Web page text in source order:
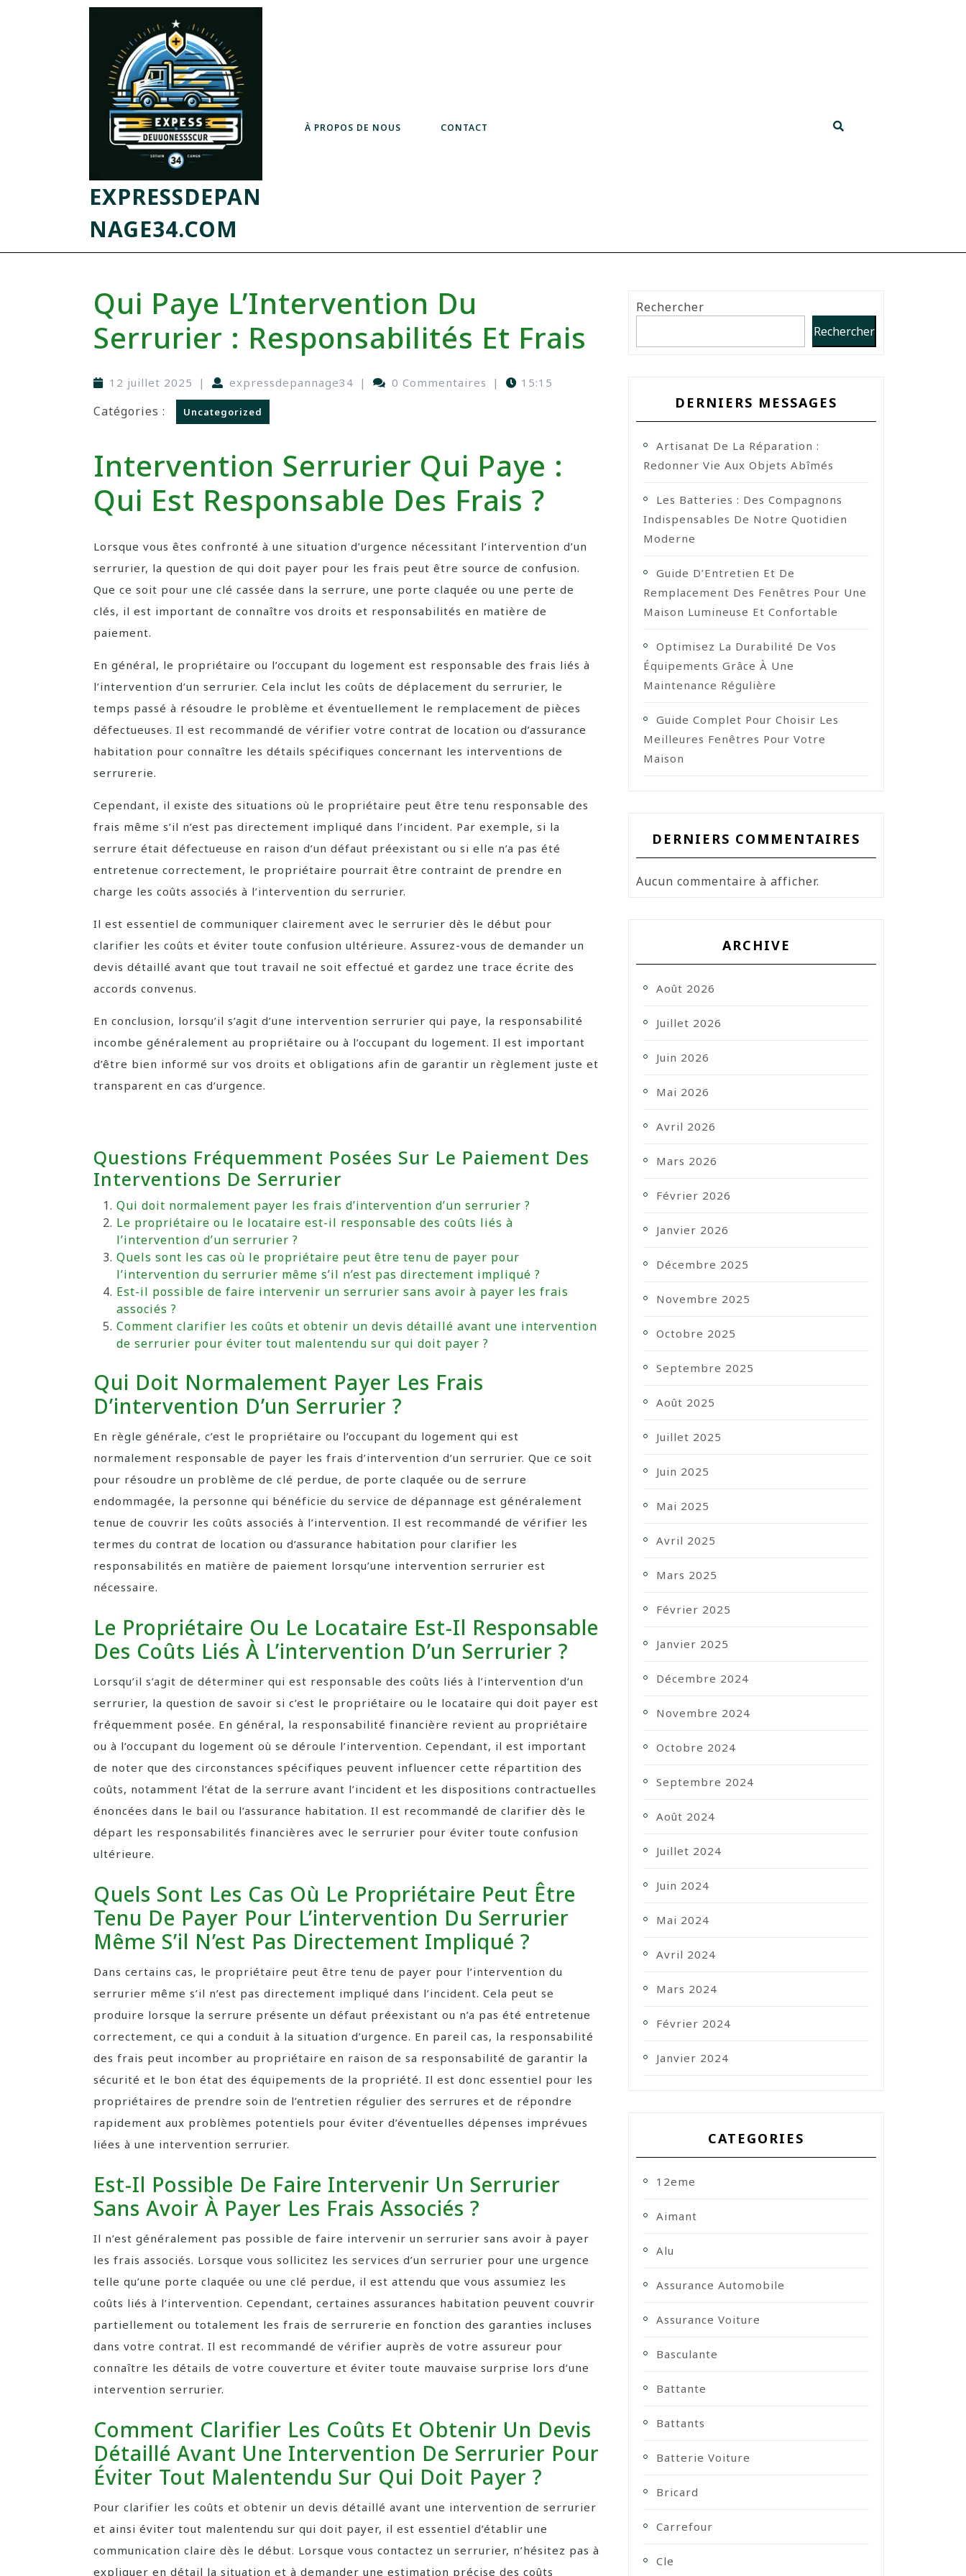
EXPRESSDEPAN
NAGE34.COM
À PROPOS DE NOUS CONTACT
Qui Paye L’Intervention Du
Serrurier : Responsabilités Et Frais
12 juillet 2025 | expressdepannage34 | 0 Commentaires | 15:15
Catégories : Uncategorized
Intervention Serrurier Qui Paye :
Qui Est Responsable Des Frais ?
Lorsque vous êtes confronté à une situation d’urgence nécessitant l’intervention d’un
serrurier, la question de qui doit payer pour les frais peut être source de confusion.
Que ce soit pour une clé cassée dans la serrure, une porte claquée ou une perte de
clés, il est important de connaître vos droits et responsabilités en matière de
paiement.
En général, le propriétaire ou l’occupant du logement est responsable des frais liés à
l’intervention d’un serrurier. Cela inclut les coûts de déplacement du serrurier, le
temps passé à résoudre le problème et éventuellement le remplacement de pièces
défectueuses. Il est recommandé de vérifier votre contrat de location ou d’assurance
habitation pour connaître les détails spécifiques concernant les interventions de
serrurerie.
Cependant, il existe des situations où le propriétaire peut être tenu responsable des
frais même s’il n’est pas directement impliqué dans l’incident. Par exemple, si la
serrure était défectueuse en raison d’un défaut préexistant ou si elle n’a pas été
entretenue correctement, le propriétaire pourrait être contraint de prendre en
charge les coûts associés à l’intervention du serrurier.
Il est essentiel de communiquer clairement avec le serrurier dès le début pour
clarifier les coûts et éviter toute confusion ultérieure. Assurez-vous de demander un
devis détaillé avant que tout travail ne soit effectué et gardez une trace écrite des
accords convenus.
En conclusion, lorsqu’il s’agit d’une intervention serrurier qui paye, la responsabilité
incombe généralement au propriétaire ou à l’occupant du logement. Il est important
d’être bien informé sur vos droits et obligations afin de garantir un règlement juste et
transparent en cas d’urgence.
Questions Fréquemment Posées Sur Le Paiement Des
Interventions De Serrurier
Qui doit normalement payer les frais d’intervention d’un serrurier ?
Le propriétaire ou le locataire est-il responsable des coûts liés à
l’intervention d’un serrurier ?
Quels sont les cas où le propriétaire peut être tenu de payer pour
l’intervention du serrurier même s’il n’est pas directement impliqué ?
Est-il possible de faire intervenir un serrurier sans avoir à payer les frais
associés ?
Comment clarifier les coûts et obtenir un devis détaillé avant une intervention
de serrurier pour éviter tout malentendu sur qui doit payer ?
Qui Doit Normalement Payer Les Frais
D’intervention D’un Serrurier ?
En règle générale, c’est le propriétaire ou l’occupant du logement qui est
normalement responsable de payer les frais d’intervention d’un serrurier. Que ce soit
pour résoudre un problème de clé perdue, de porte claquée ou de serrure
endommagée, la personne qui bénéficie du service de dépannage est généralement
tenue de couvrir les coûts associés à l’intervention. Il est recommandé de vérifier les
termes du contrat de location ou d’assurance habitation pour clarifier les
responsabilités en matière de paiement lorsqu’une intervention serrurier est
nécessaire.
Le Propriétaire Ou Le Locataire Est-Il Responsable
Des Coûts Liés À L’intervention D’un Serrurier ?
Lorsqu’il s’agit de déterminer qui est responsable des coûts liés à l’intervention d’un
serrurier, la question de savoir si c’est le propriétaire ou le locataire qui doit payer est
fréquemment posée. En général, la responsabilité financière revient au propriétaire
ou à l’occupant du logement où se déroule l’intervention. Cependant, il est important
de noter que des circonstances spécifiques peuvent influencer cette répartition des
coûts, notamment l’état de la serrure avant l’incident et les dispositions contractuelles
énoncées dans le bail ou l’assurance habitation. Il est recommandé de clarifier dès le
départ les responsabilités financières avec le serrurier pour éviter toute confusion
ultérieure.
Quels Sont Les Cas Où Le Propriétaire Peut Être
Tenu De Payer Pour L’intervention Du Serrurier
Même S’il N’est Pas Directement Impliqué ?
Dans certains cas, le propriétaire peut être tenu de payer pour l’intervention du
serrurier même s’il n’est pas directement impliqué dans l’incident. Cela peut se
produire lorsque la serrure présente un défaut préexistant ou n’a pas été entretenue
correctement, ce qui a conduit à la situation d’urgence. En pareil cas, la responsabilité
des frais peut incomber au propriétaire en raison de sa responsabilité de garantir la
sécurité et le bon état des équipements de la propriété. Il est donc essentiel pour les
propriétaires de prendre soin de l’entretien régulier des serrures et de répondre
rapidement aux problèmes potentiels pour éviter d’éventuelles dépenses imprévues
liées à une intervention serrurier.
Est-Il Possible De Faire Intervenir Un Serrurier
Sans Avoir À Payer Les Frais Associés ?
Il n’est généralement pas possible de faire intervenir un serrurier sans avoir à payer
les frais associés. Lorsque vous sollicitez les services d’un serrurier pour une urgence
telle qu’une porte claquée ou une clé perdue, il est attendu que vous assumiez les
coûts liés à l’intervention. Cependant, certaines assurances habitation peuvent couvrir
partiellement ou totalement les frais de serrurerie en fonction des garanties incluses
dans votre contrat. Il est recommandé de vérifier auprès de votre assureur pour
connaître les détails de votre couverture et éviter toute mauvaise surprise lors d’une
intervention serrurier.
Comment Clarifier Les Coûts Et Obtenir Un Devis
Détaillé Avant Une Intervention De Serrurier Pour
Éviter Tout Malentendu Sur Qui Doit Payer ?
Pour clarifier les coûts et obtenir un devis détaillé avant une intervention de serrurier
et ainsi éviter tout malentendu sur qui doit payer, il est essentiel d’établir une
communication claire dès le début. Lorsque vous contactez un serrurier, n’hésitez pas à
expliquer en détail la situation et à demander une estimation précise des coûts
Rechercher
Rechercher
DERNIERS MESSAGES
Artisanat De La Réparation :
Redonner Vie Aux Objets Abîmés
Les Batteries : Des Compagnons
Indispensables De Notre Quotidien
Moderne
Guide D’Entretien Et De
Remplacement Des Fenêtres Pour Une
Maison Lumineuse Et Confortable
Optimisez La Durabilité De Vos
Équipements Grâce À Une
Maintenance Régulière
Guide Complet Pour Choisir Les
Meilleures Fenêtres Pour Votre
Maison
DERNIERS COMMENTAIRES
Aucun commentaire à afficher.
ARCHIVE
Août 2026
Juillet 2026
Juin 2026
Mai 2026
Avril 2026
Mars 2026
Février 2026
Janvier 2026
Décembre 2025
Novembre 2025
Octobre 2025
Septembre 2025
Août 2025
Juillet 2025
Juin 2025
Mai 2025
Avril 2025
Mars 2025
Février 2025
Janvier 2025
Décembre 2024
Novembre 2024
Octobre 2024
Septembre 2024
Août 2024
Juillet 2024
Juin 2024
Mai 2024
Avril 2024
Mars 2024
Février 2024
Janvier 2024
CATEGORIES
12eme
Aimant
Alu
Assurance Automobile
Assurance Voiture
Basculante
Battante
Battants
Batterie Voiture
Bricard
Carrefour
Cle